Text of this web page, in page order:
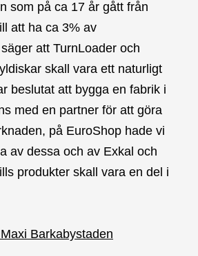
som på ca 17 år gått från
att ha ca 3% av
att TurnLoader och
skall vara ett naturligt
beslutat att bygga en fabrik i
med en partner för att göra
på EuroShop hade vi
av dessa och av Exkal och
produkter skall vara en del i
Barkabystaden